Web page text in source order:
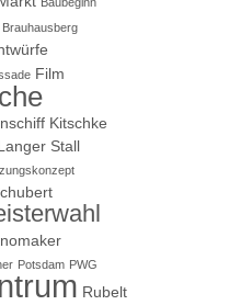
Brauhausberg
Film
Kitschke
Stall
Potsdam PWG
Rubelt